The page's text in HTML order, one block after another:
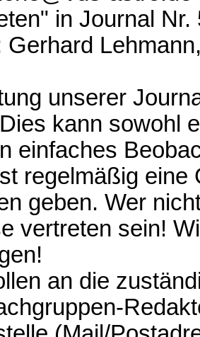
in Journal
Gerhard
unserer
kann sowohl
einfaches
regelmäßig eine
geben. Wer
vertreten sein!
an die